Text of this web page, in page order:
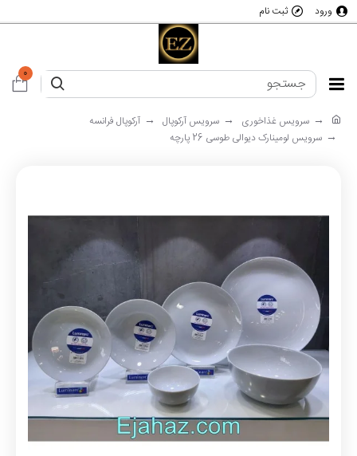
ورود ثبت نام
0
سرویس غذاخوری سرویس آرکوپال
آرکوپال فرانسه
سرویس لومینارک دیوالی طوسی 26 پارچه